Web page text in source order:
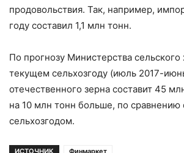
продовольствия. Так, например,
году составил 1,1 млн тонн.
По прогнозу Министерства сельского
текущем сельхозгоду (июль 2017-
отечественного зерна составит 45
на 10 млн тонн больше, по
сельхозгодом.
ИСТОЧНИК Финмаркет